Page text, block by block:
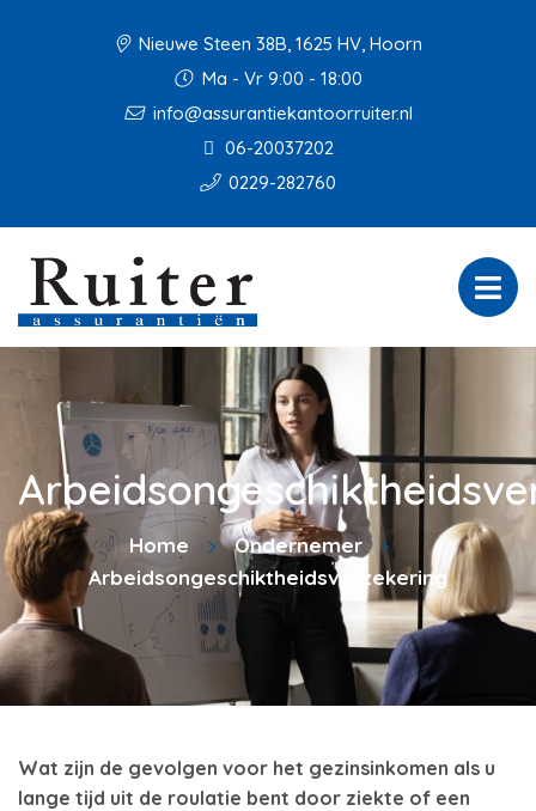
Nieuwe Steen 38B, 1625 HV, Hoorn
Ma - Vr 9:00 - 18:00
info@assurantiekantoorruiter.nl
06-20037202
0229-282760
Home
Ondernemer
Arbeidsongeschiktheidsverzekering
Wat zijn de gevolgen voor het gezinsinkomen als u
lange tijd uit de roulatie bent door ziekte of een